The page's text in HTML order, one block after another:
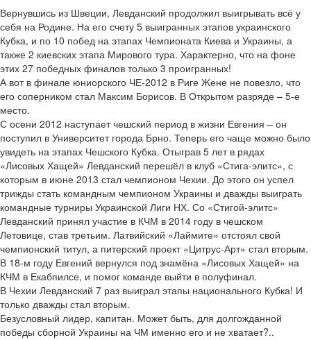
Вернувшись из Швеции, Левданский продолжил выигрывать всё у
себя на Родине. На его счету 5 выигранных этапов украинского
Кубка, и по 10 побед на этапах Чемпионата Киева и Украины, а
также 2 киевских этапа Мирового тура. Характерно, что на фоне
этих 27 победных финалов только 3 проигранных!
А вот в финале юниорского ЧЕ-2012 в Риге Жене не повезло, что
его соперником стал Максим Борисов. В Открытом разряде – 5-е
место.
С осени 2012 наступает чешский период в жизни Евгения – он
поступил в Университет города Брно. Теперь его чаще можно было
увидеть на этапах Чешского Кубка. Отыграв 5 лет в рядах
«Лисовых Хащей» Левданский перешёл в клуб «Стига-элитс», с
которым в июне 2013 стал чемпионом Чехии. До этого он успел
трижды стать командным чемпионом Украины и дважды выиграть
командные турниры Украинской Лиги НХ. Со «Стигой-элитс»
Левданский принял участие в КЧМ в 2014 году в чешском
Летовице, став третьим. Латвийский «Лаймите» отстоял свой
чемпионский титул, а питерский проект «Цитрус-Арт» стал вторым.
В 18-м году Евгений вернулся под знамёна «Лисовых Хащей» на
КЧМ в Екабпилсе, и помог команде выйти в полуфинал.
В Чехии Левданский 7 раз выиграл этапы национального Кубка! И
только дважды стал вторым.
Безусловный лидер, капитан. Может быть, для долгожданной
победы сборной Украины на ЧМ именно его и не хватает?..